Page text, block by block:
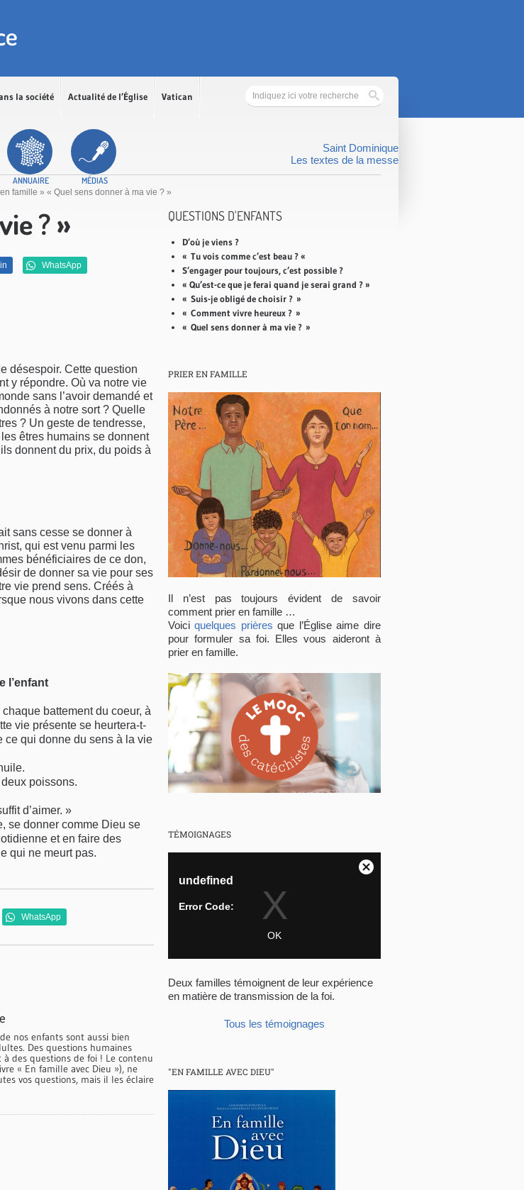
la société Actualité de l’Église Vatican
ANNUAIRE MÉDIAS
Saint Dominique
Les textes de la messe
famille » « Quel sens donner à ma vie ? »
? »
WhatsApp
désespoir. Cette question
y répondre. Où va notre vie
sans l’avoir demandé et
à notre sort ? Quelle
? Un geste de tendresse,
êtres humains se donnent
donnent du prix, du poids à
sans cesse se donner à
qui est venu parmi les
bénéficiaires de ce don,
de donner sa vie pour ses
vie prend sens. Créés à
nous vivons dans cette
l’enfant
battement du coeur, à
vie présente se heurtera-t-
ce qui donne du sens à la vie
poissons.
d’aimer. »
se donner comme Dieu se
et en faire des
qui ne meurt pas.
WhatsApp
nos enfants sont aussi bien
Des questions humaines
des questions de foi ! Le contenu
« En famille avec Dieu »), ne
vos questions, mais il les éclaire
QUESTIONS D'ENFANTS
D’où je viens ?
« Tu vois comme c’est beau ? «
S’engager pour toujours, c’est possible ?
« Qu’est-ce que je ferai quand je serai grand ? »
« Suis-je obligé de choisir ? »
« Comment vivre heureux ? »
« Quel sens donner à ma vie ? »
PRIER EN FAMILLE
Il n’est pas toujours évident de savoir
comment prier en famille …
Voiciquelques prières que l’Église aime dire
pour formuler sa foi. Elles vous aideront à
prier en famille.
TÉMOIGNAGES
Deux familles témoignent de leur expérience
en matière de transmission de la foi.
Tous les témoignages
"EN FAMILLE AVEC DIEU"